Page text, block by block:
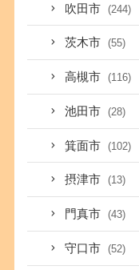
吹田市 (244)
茨木市 (55)
高槻市 (116)
池田市 (28)
箕面市 (102)
摂津市 (13)
門真市 (43)
守口市 (52)